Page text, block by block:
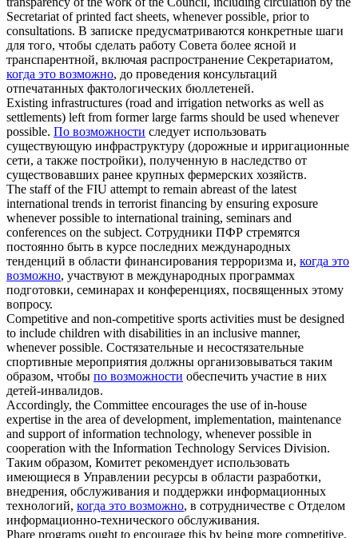
Secretariat of printed fact sheets, whenever possible, prior to
consultations. В записке предусматриваются конкретные шаги
для того, чтобы сделать работу Совета более ясной и
транспарентной, включая распространение Секретариатом,
когда это возможно, до проведения консультаций
отпечатанных фактологических бюллетеней.
Existing infrastructures (road and irrigation networks as well as
settlements) left from former large farms should be used whenever
possible. По возможности следует использовать
существующую инфраструктуру (дорожные и ирригационные
сети, а также постройки), полученную в наследство от
существовавших ранее крупных фермерских хозяйств.
The staff of the FIU attempt to remain abreast of the latest
international trends in terrorist financing by ensuring exposure
whenever possible to international training, seminars and
conferences on the subject. Сотрудники ПФР стремятся
постоянно быть в курсе последних международных
тенденций в области финансирования терроризма и, когда это
возможно, участвуют в международных программах
подготовки, семинарах и конференциях, посвященных этому
вопросу.
Competitive and non-competitive sports activities must be designed
to include children with disabilities in an inclusive manner,
whenever possible. Состязательные и несостязательные
спортивные мероприятия должны организовываться таким
образом, чтобы по возможности обеспечить участие в них
детей-инвалидов.
Accordingly, the Committee encourages the use of in-house
expertise in the area of development, implementation, maintenance
and support of information technology, whenever possible in
cooperation with the Information Technology Services Division.
Таким образом, Комитет рекомендует использовать
имеющиеся в Управлении ресурсы в области разработки,
внедрения, обслуживания и поддержки информационных
технологий, когда это возможно, в сотрудничестве с Отделом
информационно-технического обслуживания.
Phare programs ought to encourage this by being more competitive,